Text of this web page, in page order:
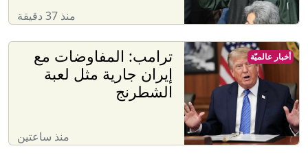
منذ 37 دقيقة
ترامب: المفاوضات مع
إيران جارية مثل لعبة
الشطرنج
منذ ساعتين
أخبار عالميّة